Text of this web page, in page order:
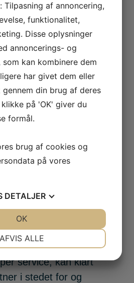
åbningstid.
Det
har
•
har tid! Fik en
min telefon om at
dæktryk i mit
Jeg oprettede
igennem min
tid om 3 uger. Så
Ketner, der havde
de fiksede
mens vi
service, kan klart
i stedet for og
Tilpasning af annoncering,
funktionalitet,
Disse oplysninger
annoncerings- og
kan kombinere dem
har givet dem eller
din brug af deres
på 'OK' giver du
formål.
brug af cookies og
på vores
DETALJER
STATISTIK
AFVIS ALLE
OK